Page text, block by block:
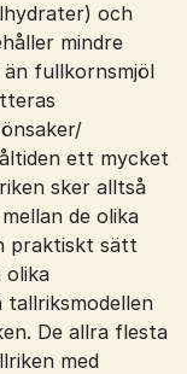
och
mindre
fullkornsmjöl
ett mycket
sker alltså
de olika
praktiskt sätt
olika
tallriksmodellen
De allra flesta
med